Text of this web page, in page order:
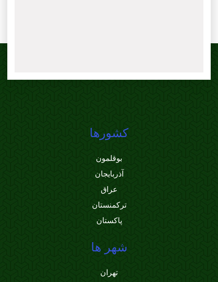
کشورها
بوقلمون
آذربایجان
عراق
ترکمنستان
پاکستان
شهر ها
تهران